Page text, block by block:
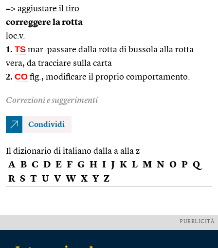
=> aggiustare il tiro
correggere la rotta
loc.v.
1. TS mar. passare dalla rotta di bussola alla rotta
vera, da tracciare sulla carta
2. CO fig., modificare il proprio comportamento.
Correzioni e suggerimenti
Condividi
Il dizionario di italiano dalla a alla z
A B C D E F G H I J K L M N O P Q
R S T U V W X Y Z
PUBBLICITÀ